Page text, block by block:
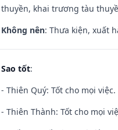
thuyền, khai trương tàu
Không nên: Thưa kiện, xuất
Sao tốt:
- Thiên Quý: Tốt cho mọi việc.
- Thiên Thành: Tốt cho mọi